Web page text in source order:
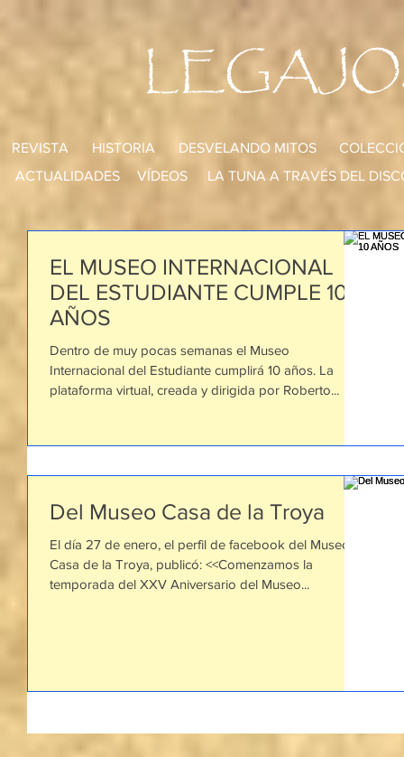
REVISTA HISTORIA DESVELANDO MITOS
ACTUALIDADES
LA TUNA A TRAVÉS DEL
VÍDEOS
EL MUSEO INTERNACIONAL
DEL ESTUDIANTE CUMPLE 10
AÑOS
Dentro de muy pocas semanas el Museo
Internacional del Estudiante cumplirá 10 años. La
plataforma virtual, creada y dirigida por Roberto...
Del Museo Casa de la Troya
El día 27 de enero, el perfil de facebook del Museo
Casa de la Troya, publicó: <<Comenzamos la
temporada del XXV Aniversario del Museo...